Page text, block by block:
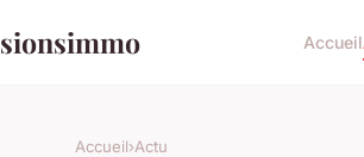
Accueil
Accueil›Actu